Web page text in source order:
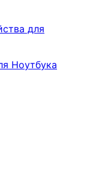
для
Ноутбука